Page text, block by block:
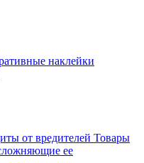
наклейки
от вредителей Товары
ее